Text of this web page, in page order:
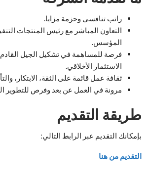
راتب تنافسي وحزمة مزايا.
التعاون المباشر مع رئيس المنتجات
المؤسس.
فرصة للمساهمة في تشكيل الجيل القادم
الاستثمار الأخلاقي.
ثقافة عمل قائمة على الثقة، الابتكار،
مرونة في العمل عن بعد وفرص للتطوير
طريقة التقديم
بإمكانك التقديم عبر الرابط التالي:
التقديم من هنا